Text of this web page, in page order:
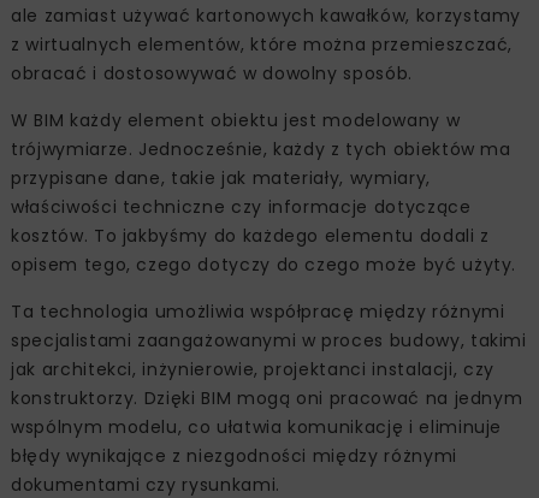
ale zamiast używać kartonowych kawałków, korzystamy
z wirtualnych elementów, które można przemieszczać,
obracać i dostosowywać w dowolny sposób.
W BIM każdy element obiektu jest modelowany w
trójwymiarze. Jednocześnie, każdy z tych obiektów ma
przypisane dane, takie jak materiały, wymiary,
właściwości techniczne czy informacje dotyczące
kosztów. To jakbyśmy do każdego elementu dodali z
opisem tego, czego dotyczy do czego może być użyty.
Ta technologia umożliwia współpracę między różnymi
specjalistami zaangażowanymi w proces budowy, takimi
jak architekci, inżynierowie, projektanci instalacji, czy
konstruktorzy. Dzięki BIM mogą oni pracować na jednym
wspólnym modelu, co ułatwia komunikację i eliminuje
błędy wynikające z niezgodności między różnymi
dokumentami czy rysunkami.